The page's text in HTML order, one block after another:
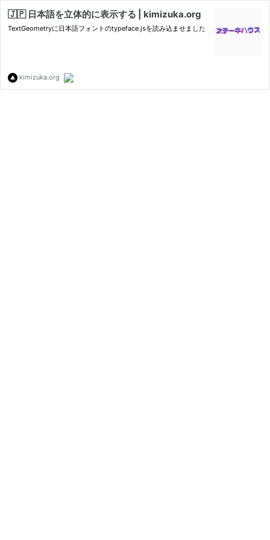
🇯🇵 日本語を立体的に表示する | kimizuka.org
TextGeometryに日本語フォントのtypeface.jsを読み込ませました
kimizuka.org